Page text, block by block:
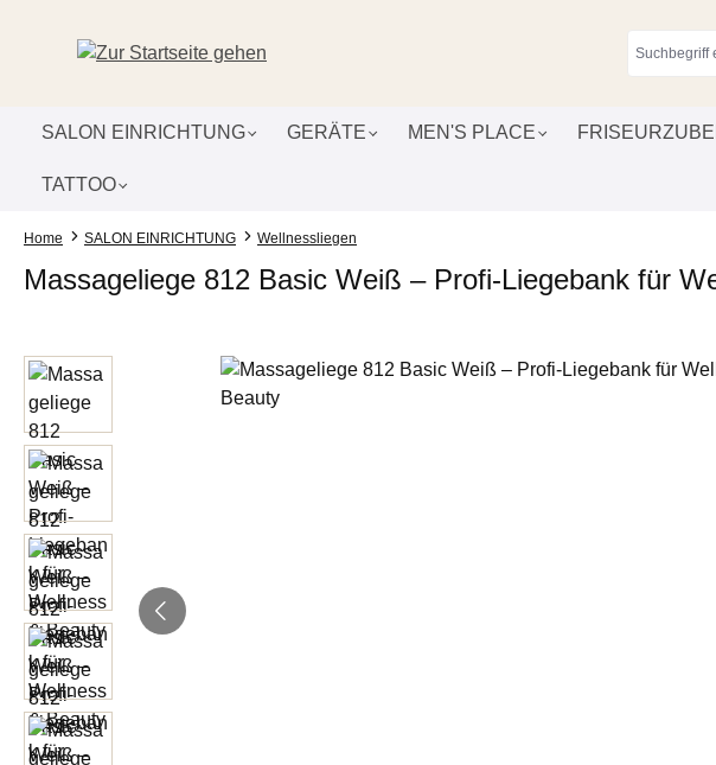
SALON EINRICHTUNG GERÄTE MEN'S PLACE
TATTOO
Home SALON EINRICHTUNG Wellnessliegen
Massageliege 812 Basic Weiß – Profi-Liegebank für
Bildergalerie überspringen